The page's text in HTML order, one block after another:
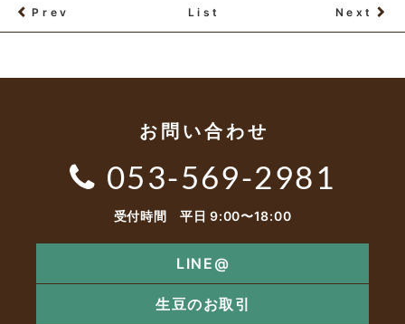
Prev List Next
お問い合わせ
053-569-2981
受付時間 平日 9:00〜18:00
LINE@
生豆のお取引